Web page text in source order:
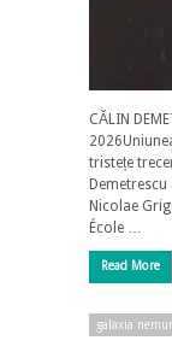
CĂLIN
tristețe
Nicolae
École …
Read More
galaxia